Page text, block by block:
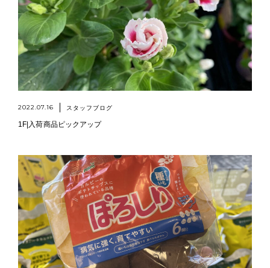
2022.07.16 スタッフブログ
1F|入荷商品ピックアップ